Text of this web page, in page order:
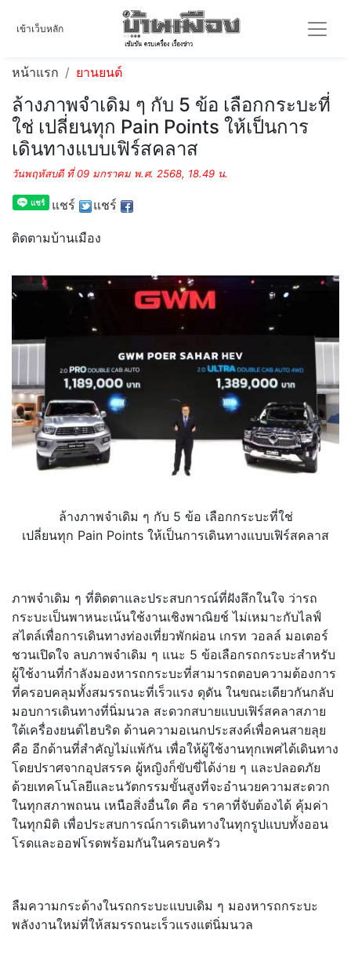
เข้าเว็บหลัก
หน้าแรก ยานยนต์
ล้างภาพจำเดิม ๆ กับ 5 ข้อ เลือกกระบะที่
ใช่ เปลี่ยนทุก Pain Points ให้เป็นการ
เดินทางแบบเฟิร์สคลาส
วันพฤหัสบดี ที่ 09 มกราคม พ.ศ. 2568, 18.49 น.
แชร์ แชร์
ติดตามบ้านเมือง
ล้างภาพจำเดิม ๆ กับ 5 ข้อ เลือกกระบะที่ใช่
เปลี่ยนทุก Pain Points ให้เป็นการเดินทางแบบเฟิร์สคลาส
ภาพจำเดิม ๆ ที่ติดตาและประสบการณ์ที่ฝังลึกในใจ ว่ารถ
กระบะเป็นพาหนะเน้นใช้งานเชิงพาณิยช์ ไม่เหมาะกับไลฟ์
สไตล์เพื่อการเดินทางท่องเที่ยวพักผ่อน เกรท วอลล์ มอเตอร์
ชวนเปิดใจ ลบภาพจำเดิม ๆ แนะ 5 ข้อเลือกรถกระบะสำหรับ
ผู้ใช้งานที่กำลังมองหารถกระบะที่สามารถตอบความต้องการ
ที่ครอบคลุมทั้งสมรรถนะที่เร็วแรง ดุดัน ในขณะเดียวกันกลับ
มอบการเดินทางที่นิ่มนวล สะดวกสบายแบบเฟิร์สคลาสภาย
ใต้เครื่องยนต์ไฮบริด ด้านความอเนกประสงค์เพื่อคนสายลุย
คือ อีกด้านที่สำคัญไม่แพ้กัน เพื่อให้ผู้ใช้งานทุกเพศได้เดินทาง
โดยปราศจากอุปสรรค ผู้หญิงก็ขับขี่ได้ง่าย ๆ และปลอดภัย
ด้วยเทคโนโลยีและนวัตกรรมขั้นสูงที่จะอำนวยความสะดวก
ในทุกสภาพถนน เหนือสิ่งอื่นใด คือ ราคาที่จับต้องได้ คุ้มค่า
ในทุกมิติ เพื่อประสบการณ์การเดินทางในทุกรูปแบบทั้งออน
โรดและออฟโรดพร้อมกันในครอบครัว
ลืมความกระด้างในรถกระบะแบบเดิม ๆ มองหารถกระบะ
พลังงานใหม่ที่ให้สมรรถนะเร็วแรงแต่นิ่มนวล